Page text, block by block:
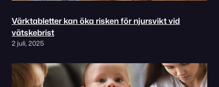
Värktabletter kan öka risken för njursvikt vid
vätskebrist
2 juli, 2025